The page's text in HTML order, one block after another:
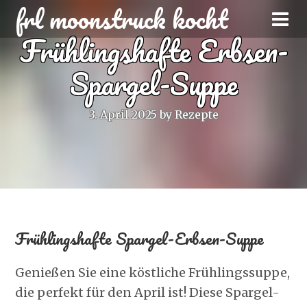
frl moonstruck kocht
Frühlingshafte Erbsen-
Spargel-Suppe
3. April 2025 byRezepte
Frühlingshafte Spargel-Erbsen-Suppe
Genießen Sie eine köstliche Frühlingssuppe,
die perfekt für den April ist! Diese Spargel-